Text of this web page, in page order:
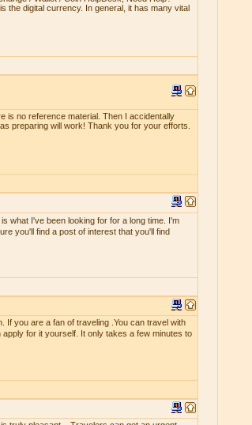
the digital currency. In general, it has many vital
is no reference material. Then I accidentally
preparing will work! Thank you for your efforts.
what I've been looking for for a long time. I'm
you'll find a post of interest that you'll find
If you are a fan of traveling .You can travel with
for it yourself. It only takes a few minutes to